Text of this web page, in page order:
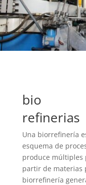
bio
refinerias
Una biorrefinería
esquema de
produce múltiples
partir de materias
biorrefinería